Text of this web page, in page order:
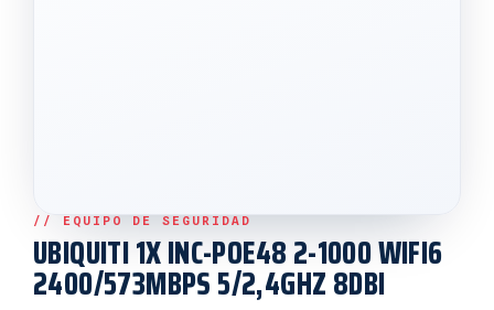
UBIQUITI 1X INC-POE48 2-1000 WIFI6
2400/573MBPS 5/2,4GHZ 8DBI